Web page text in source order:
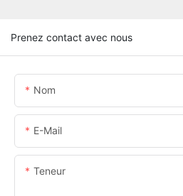
Prenez contact avec nous
Nom
E-Mail
Teneur